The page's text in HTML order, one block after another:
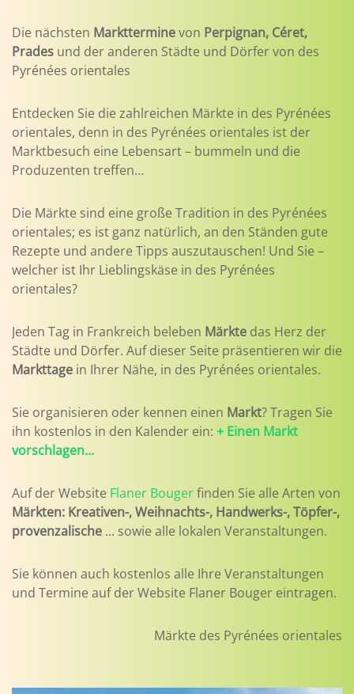
Die nächsten Marktterminevon Perpignan, Céret,
Prades und der anderen Städte und Dörfer von des
Pyrénées orientales
Entdecken Sie die zahlreichen Märkte in des Pyrénées
orientales, denn in des Pyrénées orientales ist der
Marktbesuch eine Lebensart – bummeln und die
Produzenten treffen…
Die Märkte sind eine große Tradition in des Pyrénées
orientales; es ist ganz natürlich, an den Ständen gute
Rezepte und andere Tipps auszutauschen! Und Sie –
welcher ist Ihr Lieblingskäse in des Pyrénées
orientales?
Jeden Tag in Frankreich beleben Märkte das Herz der
Städte und Dörfer. Auf dieser Seite präsentieren wir die
Markttage in Ihrer Nähe, in des Pyrénées orientales.
Sie organisieren oder kennen einen Markt? Tragen Sie
ihn kostenlos in den Kalender ein: + Einen Markt
vorschlagen...
Auf der Website Flaner Bougerfinden Sie alle Arten von
Märkten: Kreativen-, Weihnachts-, Handwerks-, Töpfer-,
provenzalische ... sowie alle lokalen Veranstaltungen.
Sie können auch kostenlos alle Ihre Veranstaltungen
und Termine auf der Website Flaner Bouger eintragen.
Märkte des Pyrénées orientales